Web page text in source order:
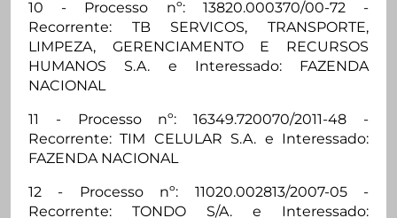
10 - Processo nº: 13820.000370/00-72 -
Recorrente: TB SERVICOS, TRANSPORTE,
LIMPEZA, GERENCIAMENTO E RECURSOS
HUMANOS S.A. e Interessado: FAZENDA
NACIONAL
11 - Processo nº: 16349.720070/2011-48 -
Recorrente: TIM CELULAR S.A. e Interessado:
FAZENDA NACIONAL
12 - Processo nº: 11020.002813/2007-05 -
Recorrente: TONDO S/A. e Interessado: